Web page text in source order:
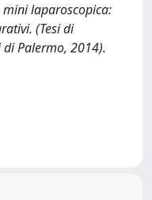
laparoscopica:
(Tesi di
Palermo, 2014).